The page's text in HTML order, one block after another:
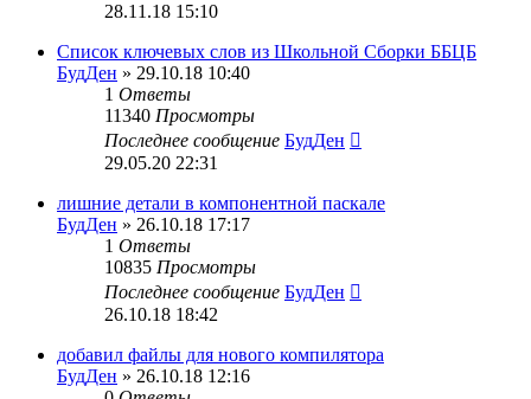
28.11.18 15:10
Список ключевых слов из Школьной Сборки ББЦБ
БудДен » 29.10.18 10:40
1 Ответы
11340 Просмотры
Последнее сообщение БудДен
29.05.20 22:31
лишние детали в компонентной паскале
БудДен » 26.10.18 17:17
1 Ответы
10835 Просмотры
Последнее сообщение БудДен
26.10.18 18:42
добавил файлы для нового компилятора
БудДен » 26.10.18 12:16